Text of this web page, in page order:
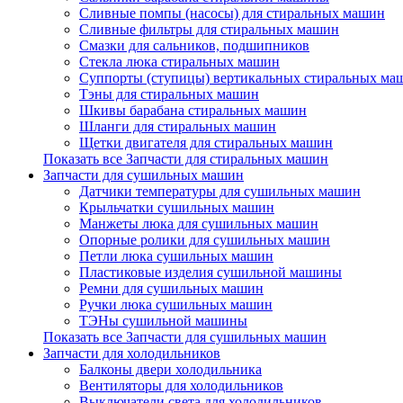
Сливные помпы (насосы) для стиральных машин
Сливные фильтры для стиральных машин
Смазки для сальников, подшипников
Стекла люка стиральных машин
Суппорты (ступицы) вертикальных стиральных
Тэны для стиральных машин
Шкивы барабана стиральных машин
Шланги для стиральных машин
Щетки двигателя для стиральных машин
Показать все Запчасти для стиральных машин
Запчасти для сушильных машин
Датчики температуры для сушильных машин
Крыльчатки сушильных машин
Манжеты люка для сушильных машин
Опорные ролики для сушильных машин
Петли люка сушильных машин
Пластиковые изделия сушильной машины
Ремни для сушильных машин
Ручки люка сушильных машин
ТЭНы сушильной машины
Показать все Запчасти для сушильных машин
Запчасти для холодильников
Балконы двери холодильника
Вентиляторы для холодильников